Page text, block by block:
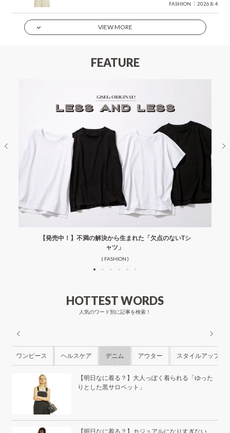
FASHION 2026.8.4
VIEW MORE
FEATURE
【発売中！】不満の解決から生まれた「欠点のないTシ
ャツ」
( FASHION )
HOTTEST WORDS
人気のワード別に記事を検索！
ワンピース ヘルスケア デニム アウター スタイルアップ
【明日なに着る？】大人っぽく着られる「ゆった
りとした黒サロペット」
【明日なに着る？】カジュアルになりすぎない